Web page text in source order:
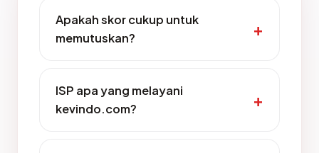
Apakah skor cukup untuk
memutuskan?
ISP apa yang melayani
kevindo.com?